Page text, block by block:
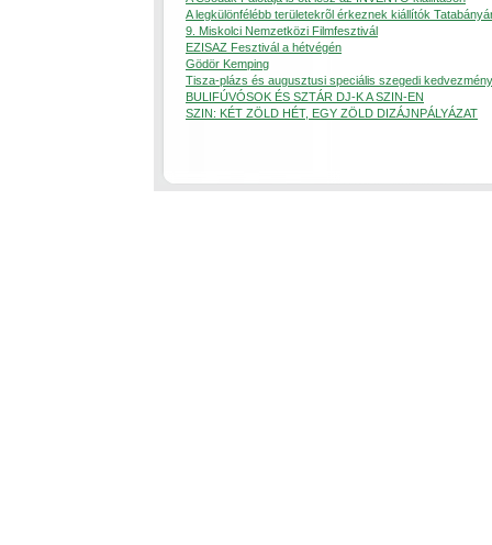
A legkülönfélébb területekrõl érkeznek kiállítók
9. Miskolci Nemzetközi Filmfesztivál
EZISAZ Fesztivál a hétvégén
Gödör Kemping
Tisza-plázs és augusztusi speciális szegedi kedvezmény
BULIFÚVÓSOK ÉS SZTÁR DJ-K A SZIN-EN
SZIN: KÉT ZÖLD HÉT, EGY ZÖLD DIZÁJNPÁLYÁZAT